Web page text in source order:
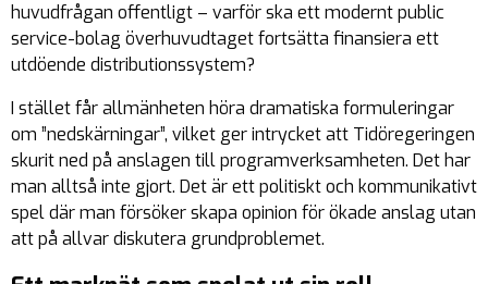
huvudfrågan offentligt – varför ska ett modernt public
service-bolag överhuvudtaget fortsätta finansiera ett
utdöende distributionssystem?
I stället får allmänheten höra dramatiska formuleringar
om ”nedskärningar”, vilket ger intrycket att Tidöregeringen
skurit ned på anslagen till programverksamheten. Det har
man alltså inte gjort. Det är ett politiskt och kommunikativt
spel där man försöker skapa opinion för ökade anslag utan
att på allvar diskutera grundproblemet.